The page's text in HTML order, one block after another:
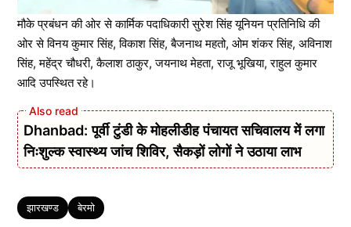
मौके प्रबंधन की ओर से कार्मिक पदाधिकारी सुरेश सिंह यूनियन प्रतिनिधि की
ओर से विनय कुमार सिंह, विकाश सिंह, बैजनाथ महतो, ओम शंकर सिंह, अविनाश
सिंह, महेंद्र चौधरी, कैलाश ठाकुर, जयनाथ मेहता, राजू भूखिया, राहुल कुमार
आदि उपस्थित रहे।
Dhanbad: पूर्वी टुंडी के मोहलीडीह पंचायत सचिवालय में लगा
निःशुल्क स्वास्थ्य जांच शिविर, सैकड़ों लोगों ने उठाया लाभ
Tags
झारखण्ड बेरमो